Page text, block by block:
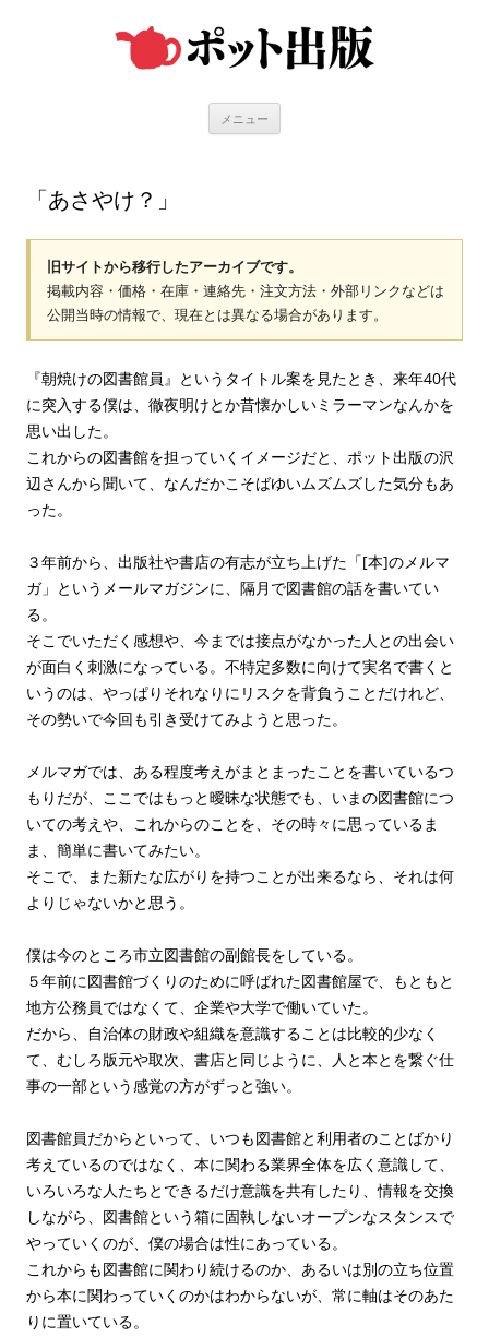
メニュー
「あさやけ？」
旧サイトから移行したアーカイブです。
掲載内容・価格・在庫・連絡先・注文方法・外部リンクなどは
公開当時の情報で、現在とは異なる場合があります。
『朝焼けの図書館員』というタイトル案を見たとき、来年40代
に突入する僕は、徹夜明けとか昔懐かしいミラーマンなんかを
思い出した。
これからの図書館を担っていくイメージだと、ポット出版の沢
辺さんから聞いて、なんだかこそばゆいムズムズした気分もあ
った。
３年前から、出版社や書店の有志が立ち上げた「[本]のメルマ
ガ」というメールマガジンに、隔月で図書館の話を書いてい
る。
そこでいただく感想や、今までは接点がなかった人との出会い
が面白く刺激になっている。不特定多数に向けて実名で書くと
いうのは、やっぱりそれなりにリスクを背負うことだけれど、
その勢いで今回も引き受けてみようと思った。
メルマガでは、ある程度考えがまとまったことを書いているつ
もりだが、ここではもっと曖昧な状態でも、いまの図書館につ
いての考えや、これからのことを、その時々に思っているま
ま、簡単に書いてみたい。
そこで、また新たな広がりを持つことが出来るなら、それは何
よりじゃないかと思う。
僕は今のところ市立図書館の副館長をしている。
５年前に図書館づくりのために呼ばれた図書館屋で、もともと
地方公務員ではなくて、企業や大学で働いていた。
だから、自治体の財政や組織を意識することは比較的少なく
て、むしろ版元や取次、書店と同じように、人と本とを繋ぐ仕
事の一部という感覚の方がずっと強い。
図書館員だからといって、いつも図書館と利用者のことばかり
考えているのではなく、本に関わる業界全体を広く意識して、
いろいろな人たちとできるだけ意識を共有したり、情報を交換
しながら、図書館という箱に固執しないオープンなスタンスで
やっていくのが、僕の場合は性にあっている。
これからも図書館に関わり続けるのか、あるいは別の立ち位置
から本に関わっていくのかはわからないが、常に軸はそのあた
りに置いている。